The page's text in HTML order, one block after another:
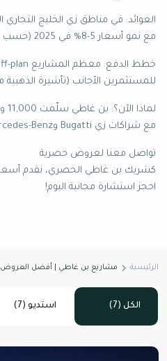
مع نمو أسعار 5-8% في 2025 (حسب تقارير Property Finder).
للمستثمرين الأجانب (تأشيرة الذهبية
مع شراكات زي Bugatti وMercedes-Benz.
تواصل معنا لعروض حصرية
احجز استشارة مجانية اليوم!
الرئيسية مشاريع بن غاطي | أفضل العروض
الكل (7) استديو (7)